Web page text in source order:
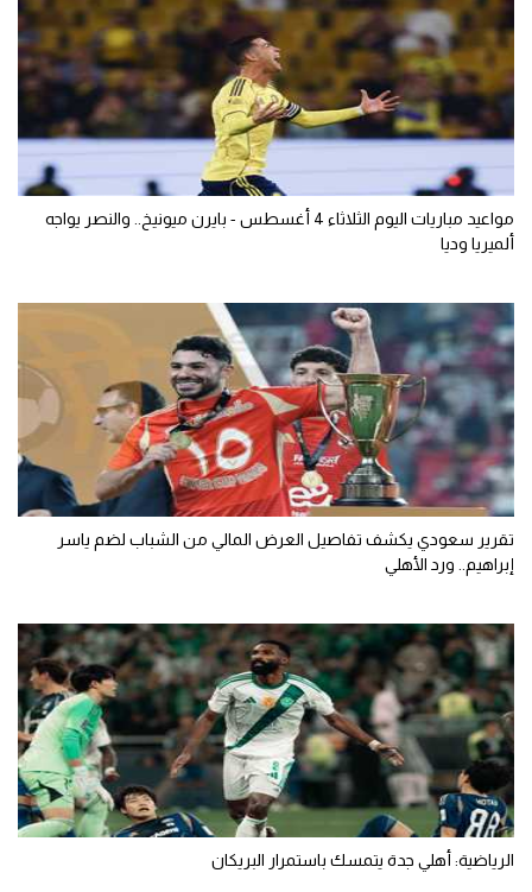
مواعيد مباريات اليوم الثلاثاء 4 أغسطس - بايرن ميونيخ.. والنصر يواجه
ألميريا وديا
تقرير سعودي يكشف تفاصيل العرض المالي من الشباب لضم ياسر
إبراهيم.. ورد الأهلي
الرياضية: أهلي جدة يتمسك باستمرار البريكان